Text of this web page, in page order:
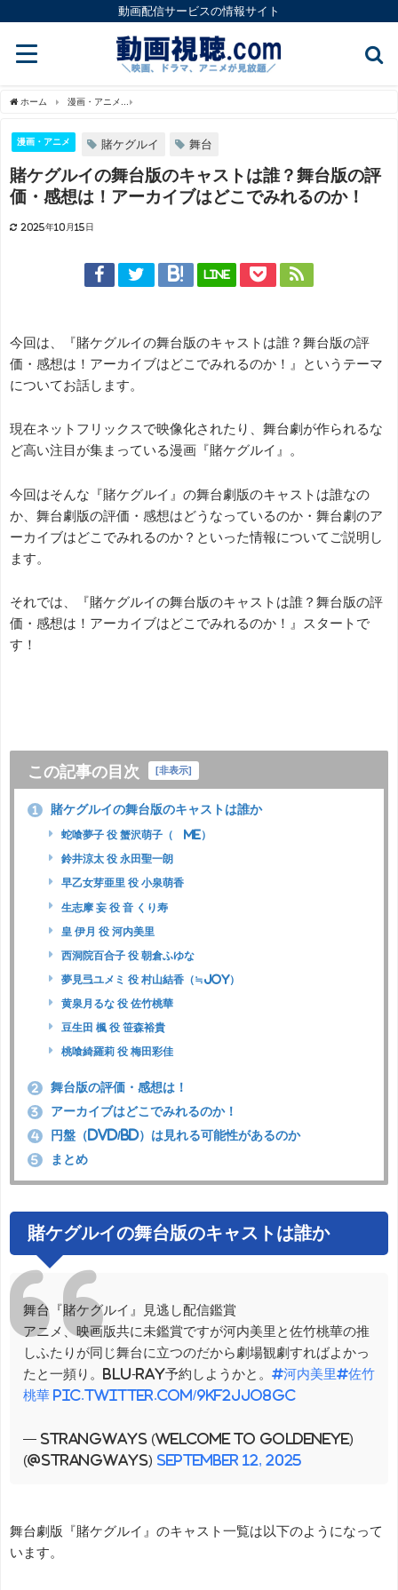
動画配信サービスの情報サイト
ホーム 漫画・アニメ
漫画・アニメ 賭ケグルイ 舞台
賭ケグルイの舞台版のキャストは誰？舞台版の評
価・感想は！アーカイブはどこでみれるのか！
2025年10月15日
LINE
今回は、『賭ケグルイの舞台版のキャストは誰？舞台版の評
価・感想は！アーカイブはどこでみれるのか！』というテーマ
についてお話します。
現在ネットフリックスで映像化されたり、舞台劇が作られるな
ど高い注目が集まっている漫画『賭ケグルイ』。
今回はそんな『賭ケグルイ』の舞台劇版のキャストは誰なの
か、舞台劇版の評価・感想はどうなっているのか・舞台劇のア
ーカイブはどこでみれるのか？といった情報についてご説明し
ます。
それでは、『賭ケグルイの舞台版のキャストは誰？舞台版の評
価・感想は！アーカイブはどこでみれるのか！』スタートで
す！
この記事の目次 [非表示]
1 賭ケグルイの舞台版のキャストは誰か
蛇喰夢子 役 蟹沢萌子（≠ME）
鈴井涼太 役 永田聖一朗
早乙女芽亜里 役 小泉萌香
生志摩 妄 役 音 くり寿
皇 伊月 役 河内美里
西洞院百合子 役 朝倉ふゆな
夢見弖ユメミ 役 村山結香（≒JOY）
黄泉月るな 役 佐竹桃華
豆生田 楓 役 笹森裕貴
桃喰綺羅莉 役 梅田彩佳
2 舞台版の評価・感想は！
3 アーカイブはどこでみれるのか！
4 円盤（DVD/BD）は見れる可能性があるのか
5 まとめ
賭ケグルイの舞台版のキャストは誰か
舞台『賭ケグルイ』見逃し配信鑑賞
アニメ、映画版共に未鑑賞ですが河内美里と佐竹桃華の推
しふたりが同じ舞台に立つのだから劇場観劇すればよかっ
たと一頻り。Blu-ray予約しようかと。 #河内美里#佐竹
桃華 pic.twitter.com/9kF2JJO8gc
— strangways (Welcome to Goldeneye)
(@strangways) September 12, 2025
舞台劇版『賭ケグルイ』のキャスト一覧は以下のようになって
います。